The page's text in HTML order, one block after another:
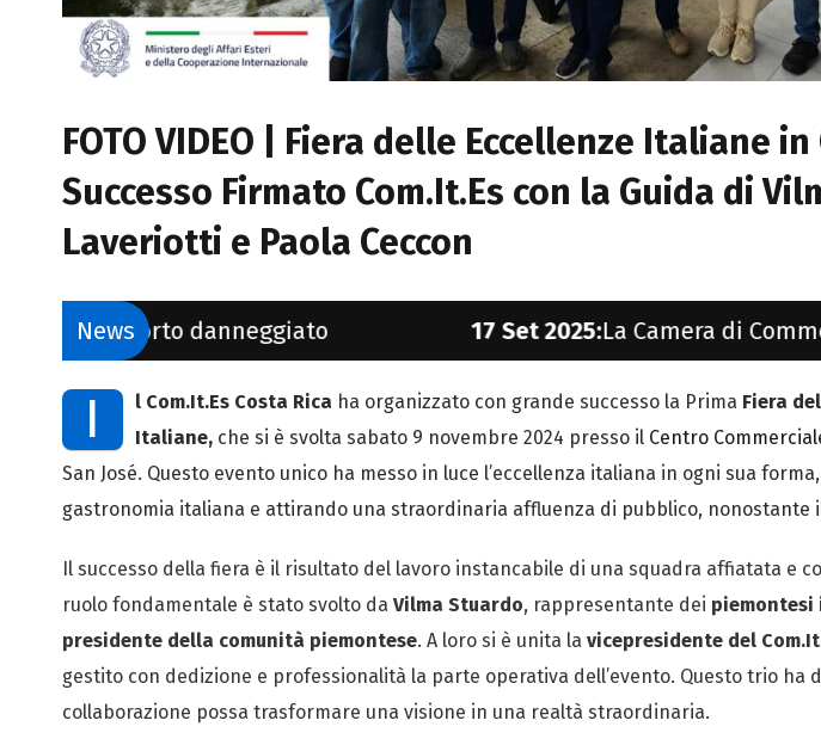
FOTO VIDEO | Fiera delle Eccellenze Italiane in
Successo Firmato Com.It.Es con la Guida di
Laveriotti e Paola Ceccon
News
danneggiato La Camera di Commercio
I l Com.It.Es Costa Rica ha organizzato con grande successo la Prima Fiera
Italiane,che si è svolta sabato 9 novembre 2024 presso il Centro
San José. Questo evento unico ha messo in luce l’eccellenza italiana in ogni sua
gastronomia italiana e attirando una straordinaria affluenza di pubblico, nonostante
Il successo della fiera è il risultato del lavoro instancabile di una squadra affiatata e
ruolo fondamentale è stato svolto da Vilma Stuardo, rappresentante dei piemontesi
presidente della comunità piemontese. A loro si è unita la vicepresidente del
gestito con dedizione e professionalità la parte operativa dell’evento. Questo trio ha
collaborazione possa trasformare una visione in una realtà straordinaria.